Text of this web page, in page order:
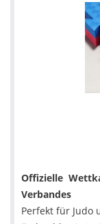
Offizielle
Verbandes
Perfekt für Judo